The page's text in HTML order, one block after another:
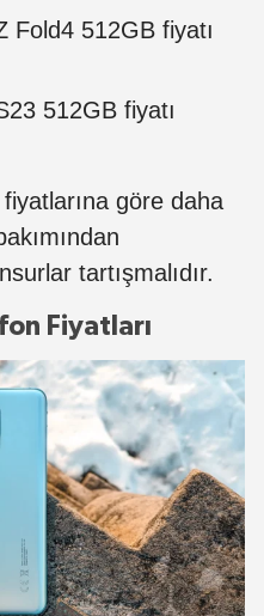
Fold4 512GB fiyatı
512GB fiyatı
göre daha
tartışmalıdır.
Fiyatları